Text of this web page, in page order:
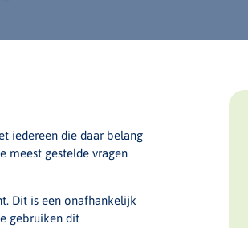
iedereen die daar belang
meest gestelde vragen
Dit is een onafhankelijk
gebruiken dit